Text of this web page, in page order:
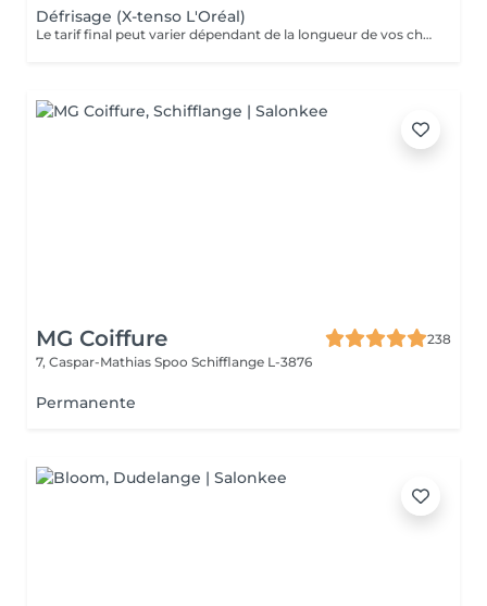
Défrisage (X-tenso L'Oréal)
Le tarif final peut varier dépendant de la longueur de vos cheveux ainsi que des soins et produits utilisés.
MG Coiffure
238
7, Caspar-Mathias Spoo Schifflange L-3876
Permanente